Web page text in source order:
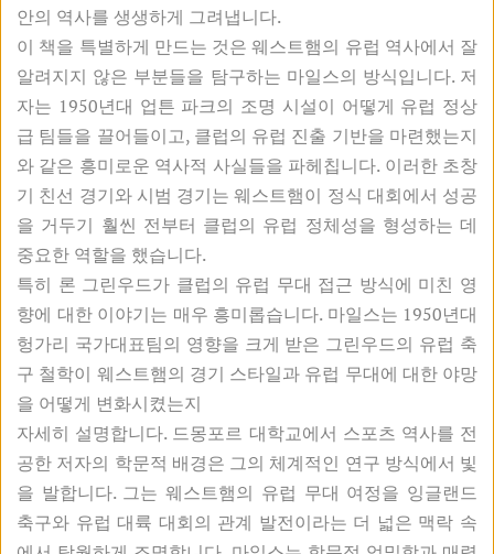
안의 역사를 생생하게 그려냅니다.
이 책을 특별하게 만드는 것은 웨스트햄의 유럽 역사에서 잘
알려지지 않은 부분들을 탐구하는 마일스의 방식입니다. 저
자는 1950년대 업튼 파크의 조명 시설이 어떻게 유럽 정상
급 팀들을 끌어들이고, 클럽의 유럽 진출 기반을 마련했는지
와 같은 흥미로운 역사적 사실들을 파헤칩니다. 이러한 초창
기 친선 경기와 시범 경기는 웨스트햄이 정식 대회에서 성공
을 거두기 훨씬 전부터 클럽의 유럽 정체성을 형성하는 데
중요한 역할을 했습니다.
특히 론 그린우드가 클럽의 유럽 무대 접근 방식에 미친 영
향에 대한 이야기는 매우 흥미롭습니다. 마일스는 1950년대
헝가리 국가대표팀의 영향을 크게 받은 그린우드의 유럽 축
구 철학이 웨스트햄의 경기 스타일과 유럽 무대에 대한 야망
을 어떻게 변화시켰는지
자세히 설명합니다. 드몽포르 대학교에서 스포츠 역사를 전
공한 저자의 학문적 배경은 그의 체계적인 연구 방식에서 빛
을 발합니다. 그는 웨스트햄의 유럽 무대 여정을 잉글랜드
축구와 유럽 대륙 대회의 관계 발전이라는 더 넓은 맥락 속